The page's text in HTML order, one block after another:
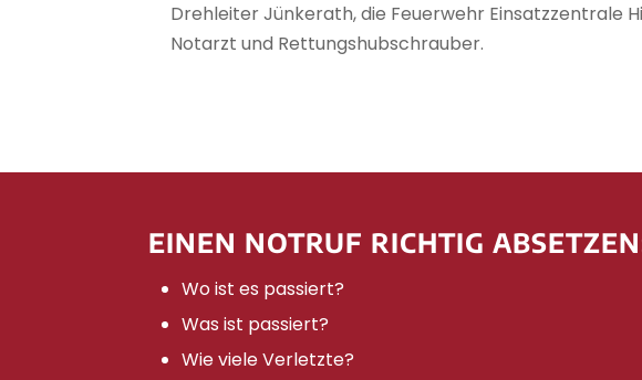
Drehleiter Jünkerath, die Feuerwehr Einsatzzentrale
Notarzt und Rettungshubschrauber.
EINEN NOTRUF RICHTIG
Wo ist es passiert?
Was ist passiert?
Wie viele Verletzte?